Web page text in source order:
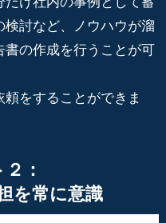
討など、ノウハウが溜
書の作成を行うことが可
をすることができま
：
を常に意識